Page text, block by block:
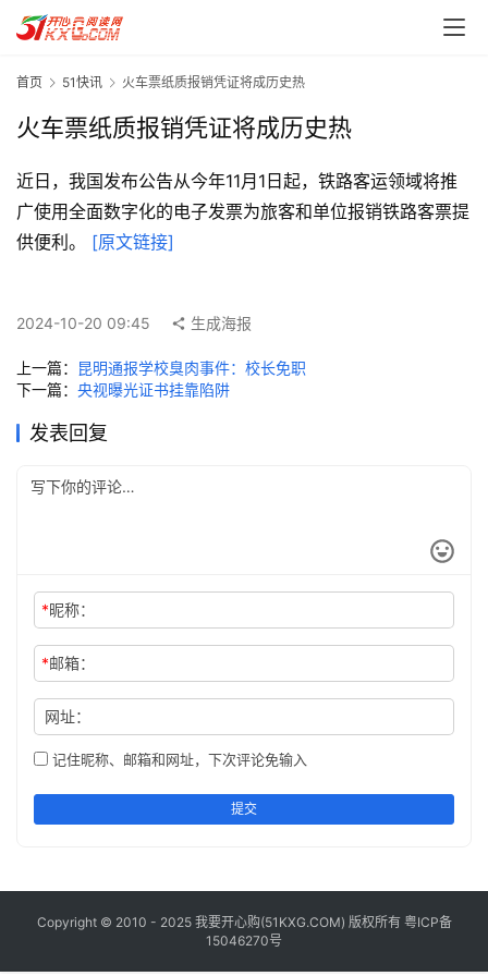
首
页
日
一
读
实
工
问
用
址
首页 51快讯 火车票纸质报销凭证将成历史热
火车票纸质报销凭证将成历史热
近日，我国发布公告从今年11月1日起，铁路客运领域将推
广使用全面数字化的电子发票为旅客和单位报销铁路客票提
供便利。 [原文链接]
2024-10-20 09:45 生成海报
上一篇：
昆明通报学校臭肉事件：校长免职
下一篇： 央视曝光证书挂靠陷阱
发表回复
*昵称：
*邮箱：
网址：
记住昵称、邮箱和网址，下次评论免输入
提交
Copyright © 2010 - 2025 我要开心购(51KXG.COM) 版权所有 粤ICP备
15046270号